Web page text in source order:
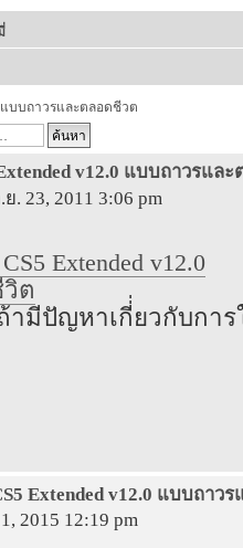
แบบถาวรและตลอดชีวต
v12.0 แบบถาวรแล
. 23, 2011 3:06 pm
Extended v12.0
ต
ามีปัญหาเกี่่ยวกับกา
Extended v12.0 แบบถาว
2015 12:19 pm